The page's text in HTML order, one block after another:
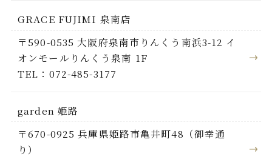
GRACE FUJIMI 泉南店
〒590-0535 大阪府泉南市りんくう南浜3-12 イ
オンモールりんくう泉南 1F
TEL：072-485-3177
garden 姫路
〒670-0925 兵庫県姫路市亀井町48（御幸通
り）